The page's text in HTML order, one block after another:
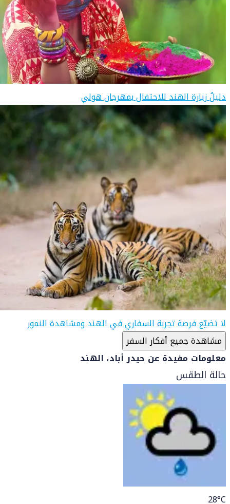
دليلُ زيارة الهند للاحتفال بمهرجان هولي
لا تضيّع فرصة تجربة السفاري في الهند ومشاهدة النمور
مشاهدة جميع أفكار السفر
معلومات مفيدة عن حيدر أباد، الهند
حالة الطقس
28°C